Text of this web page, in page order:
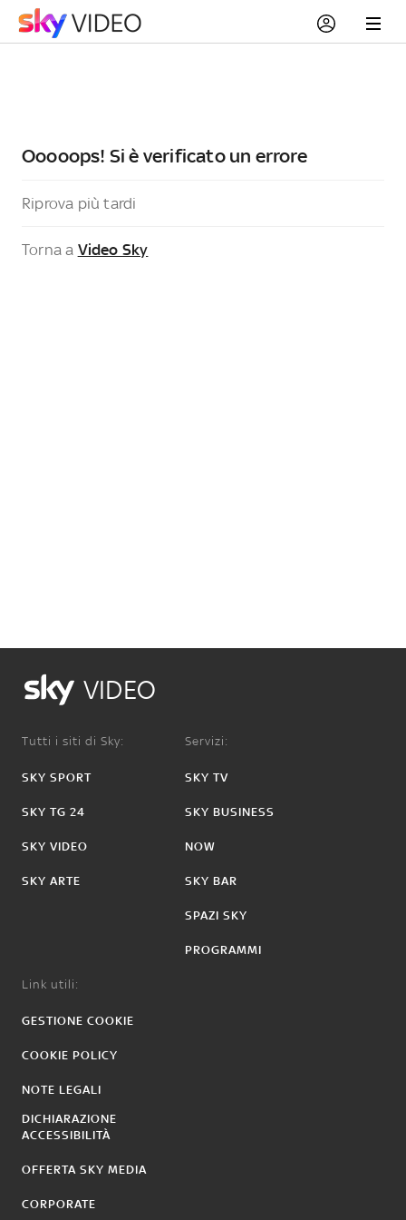
Ooooops! Si è verificato un errore
Riprova più tardi
Torna a Video Sky
VIDEO
Tutti i siti di Sky:
SKY SPORT
SKY TG 24
SKY VIDEO
SKY ARTE
Servizi:
SKY TV
SKY BUSINESS
NOW
SKY BAR
SPAZI SKY
PROGRAMMI
Link utili:
GESTIONE COOKIE
COOKIE POLICY
NOTE LEGALI
DICHIARAZIONE
ACCESSIBILITÀ
OFFERTA SKY MEDIA
CORPORATE